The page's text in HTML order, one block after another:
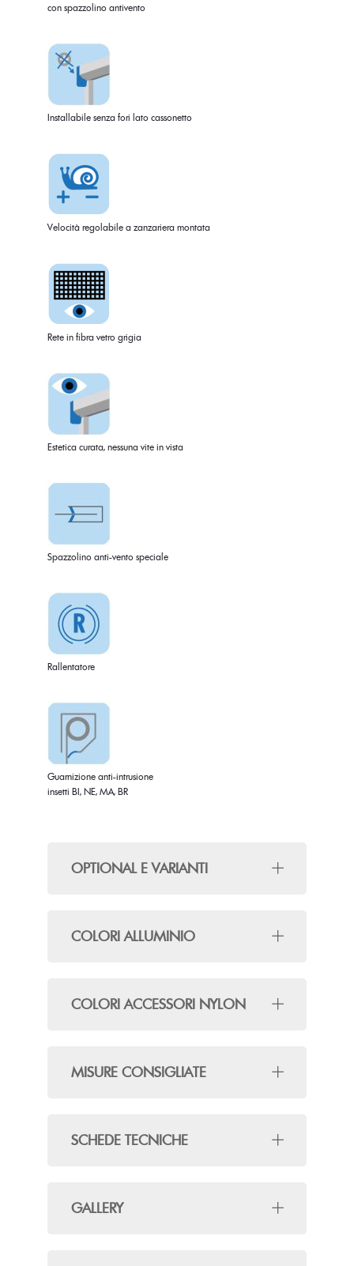
con spazzolino antivento
Installabile senza fori lato cassonetto
Velocità regolabile a zanzariera montata
Rete in fibra vetro grigia
Estetica curata, nessuna vite in vista
Spazzolino anti-vento speciale
Rallentatore
Guarnizione anti-intrusione
insetti BI, NE, MA, BR
OPTIONAL E VARIANTI
COLORI ALLUMINIO
COLORI ACCESSORI NYLON
MISURE CONSIGLIATE
SCHEDE TECNICHE
GALLERY